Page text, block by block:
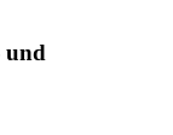
und